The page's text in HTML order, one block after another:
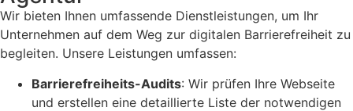
Wir bieten Ihnen umfassende Dienstleistungen, um Ihr
Unternehmen auf dem Weg zur digitalen Barrierefreiheit zu
begleiten. Unsere Leistungen umfassen:
Barrierefreiheits-Audits: Wir prüfen Ihre Webseite
und erstellen eine detaillierte Liste der notwendigen